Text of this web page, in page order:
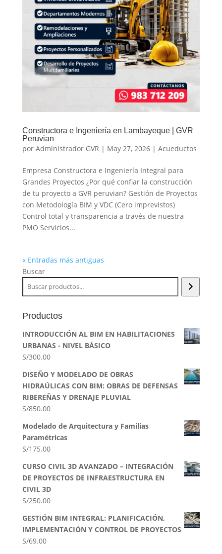
Constructora e Ingeniería en Lambayeque | GVR
Peruvian
por Administrador GVR | May 27, 2026| Acueductos
Empresa Constructora e Ingeniería Integral para
Grandes Proyectos ¿Por qué confiar la construcción
de tu proyecto a GVR peruvian? Gestión de Proyectos
con Metodología BIM y VDC (Cero imprevistos)
Control total y transparencia a través de nuestra
PMO Servicios...
« Entradas más antiguas
Buscar
Productos
INTRODUCCIÓN AL BIM EN HABILITACIONES
URBANAS - NIVEL BÁSICO
S/300.00
DISEÑO Y MODELADO DE OBRAS
HIDRAÚLICAS CON BIM: OBRAS DE DEFENSAS
RIBEREÑAS Y DRENAJE PLUVIAL
S/850.00
Modelado de Arquitectura y Familias
Paramétricas
S/175.00
CURSO CIVIL 3D AVANZADO – INTEGRACIÓN
DE PROYECTOS DE INFRAESTRUCTURA EN
CIVIL 3D
S/250.00
GESTIÓN BIM INTEGRAL: PLANIFICACIÓN,
IMPLEMENTACIÓN Y CONTROL DE PROYECTOS
S/69.00